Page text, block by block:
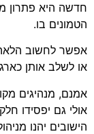
חדשה היא פתרון
הטמונים בו.
אפשר לחשוב
או לשלב אותן
אמנם, מנהיגים
אולי גם יפסידו
הישובים יהנו